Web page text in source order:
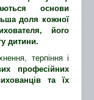
основи
доля кожної
його
дитини.
терпіння і
професійних
та їх